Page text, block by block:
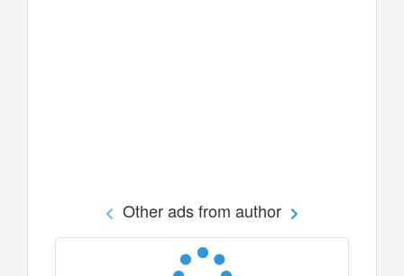
Other ads from author